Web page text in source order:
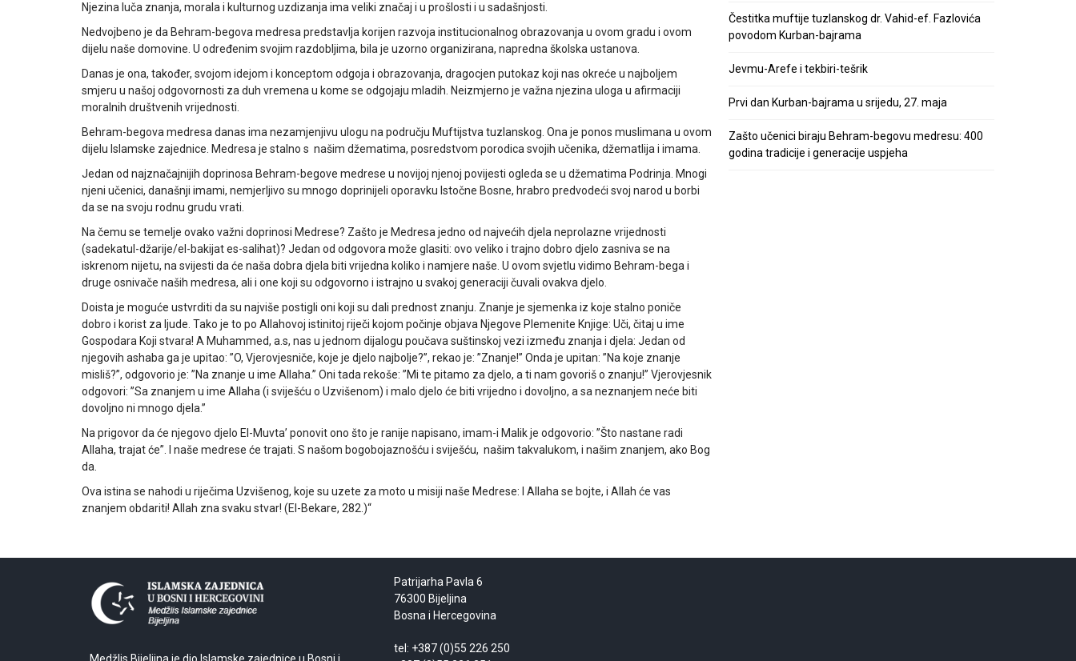
Njezina luča znanja, morala i kulturnog uzdizanja ima veliki značaj i u prošlosti i u sadašnjosti.
Nedvojbeno je da Behram-begova medresa predstavlja korijen razvoja institucionalnog obrazovanja u ovom gradu i ovom
dijelu naše domovine. U određenim svojim razdobljima, bila je uzorno organizirana, napredna školska ustanova.
Danas je ona, također, svojom idejom i konceptom odgoja i obrazovanja, dragocjen putokaz koji nas okreće u najboljem
smjeru u našoj odgovornosti za duh vremena u kome se odgojaju mladih. Neizmjerno je važna njezina uloga u afirmaciji
moralnih društvenih vrijednosti.
Behram-begova medresa danas ima nezamjenjivu ulogu na području Muftijstva tuzlanskog. Ona je ponos muslimana u ovom
dijelu Islamske zajednice. Medresa je stalno s našim džematima, posredstvom porodica svojih učenika, džematlija i imama.
Jedan od najznačajnijih doprinosa Behram-begove medrese u novijoj njenoj povijesti ogleda se u džematima Podrinja. Mnogi
njeni učenici, današnji imami, nemjerljivo su mnogo doprinijeli oporavku Istočne Bosne, hrabro predvodeći svoj narod u borbi
da se na svoju rodnu grudu vrati.
Na čemu se temelje ovako važni doprinosi Medrese? Zašto je Medresa jedno od najvećih djela neprolazne vrijednosti
(sadekatul-džarije/el-bakijat es-salihat)? Jedan od odgovora može glasiti: ovo veliko i trajno dobro djelo zasniva se na
iskrenom nijetu, na svijesti da će naša dobra djela biti vrijedna koliko i namjere naše. U ovom svjetlu vidimo Behram-bega i
druge osnivače naših medresa, ali i one koji su odgovorno i istrajno u svakoj generaciji čuvali ovakva djelo.
Doista je moguće ustvrditi da su najviše postigli oni koji su dali prednost znanju. Znanje je sjemenka iz koje stalno poniče
dobro i korist za ljude. Tako je to po Allahovoj istinitoj riječi kojom počinje objava Njegove Plemenite Knjige: Uči, čitaj u ime
Gospodara Koji stvara! A Muhammed, a.s, nas u jednom dijalogu poučava suštinskoj vezi između znanja i djela: Jedan od
njegovih ashaba ga je upitao: ”O, Vjerovjesniče, koje je djelo najbolje?”, rekao je: ”Znanje!” Onda je upitan: ”Na koje znanje
misliš?”, odgovorio je: ”Na znanje u ime Allaha.” Oni tada rekoše: ”Mi te pitamo za djelo, a ti nam govoriš o znanju!” Vjerovjesnik
odgovori: ”Sa znanjem u ime Allaha (i sviješću o Uzvišenom) i malo djelo će biti vrijedno i dovoljno, a sa neznanjem neće biti
dovoljno ni mnogo djela.”
Na prigovor da će njegovo djelo El-Muvta’ ponovit ono što je ranije napisano, imam-i Malik je odgovorio: ”Što nastane radi
Allaha, trajat će”. I naše medrese će trajati. S našom bogobojaznošću i sviješću, našim takvalukom, i našim znanjem, ako Bog
da.
Ova istina se nahodi u riječima Uzvišenog, koje su uzete za moto u misiji naše Medrese: I Allaha se bojte, i Allah će vas
znanjem obdariti! Allah zna svaku stvar! (El-Bekare, 282.)“
Čestitka muftije tuzlanskog dr. Vahid-ef. Fazlovića
povodom Kurban-bajrama
Jevmu-Arefe i tekbiri-tešrik
Prvi dan Kurban-bajrama u srijedu, 27. maja
Zašto učenici biraju Behram-begovu medresu: 400
godina tradicije i generacije uspjeha
Patrijarha Pavla 6
76300 Bijeljina
Bosna i Hercegovina
tel: +387 (0)55 226 250